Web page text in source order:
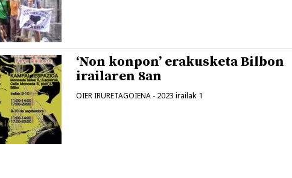
‘Non konpon’ erakusketa Bilbon
irailaren 8an
OIER IRURETAGOIENA - 2023 irailak 1